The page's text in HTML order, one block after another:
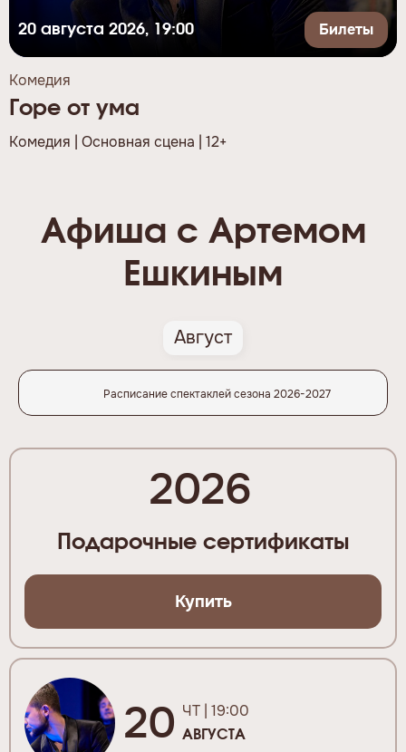
20 августа 2026, 19:00 Билеты
Комедия
Горе от ума
Комедия | Основная сцена | 12+
Афиша с Артемом
Ешкиным
Август
Расписание спектаклей сезона 2026-2027
2026
Подарочные сертификаты
Купить
20 ЧТ | 19:00
АВГУСТА